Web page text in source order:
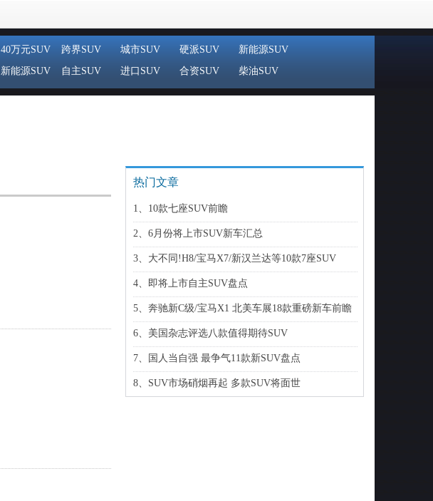
40万元SUV
新能源SUV
跨界SUV 城市SUV 硬派SUV
新能源SUV
自主SUV
进口SUV 合资SUV 柴油SUV
热门文章
1、10款七座SUV前瞻
2、6月份将上市SUV新车汇总
3、大不同!H8/宝马X7/新汉兰达等10款7座SUV
4、即将上市自主SUV盘点
5、奔驰新C级/宝马X1 北美车展18款重磅新车前瞻
6、美国杂志评选八款值得期待SUV
7、国人当自强 最争气11款新SUV盘点
8、SUV市场硝烟再起 多款SUV将面世